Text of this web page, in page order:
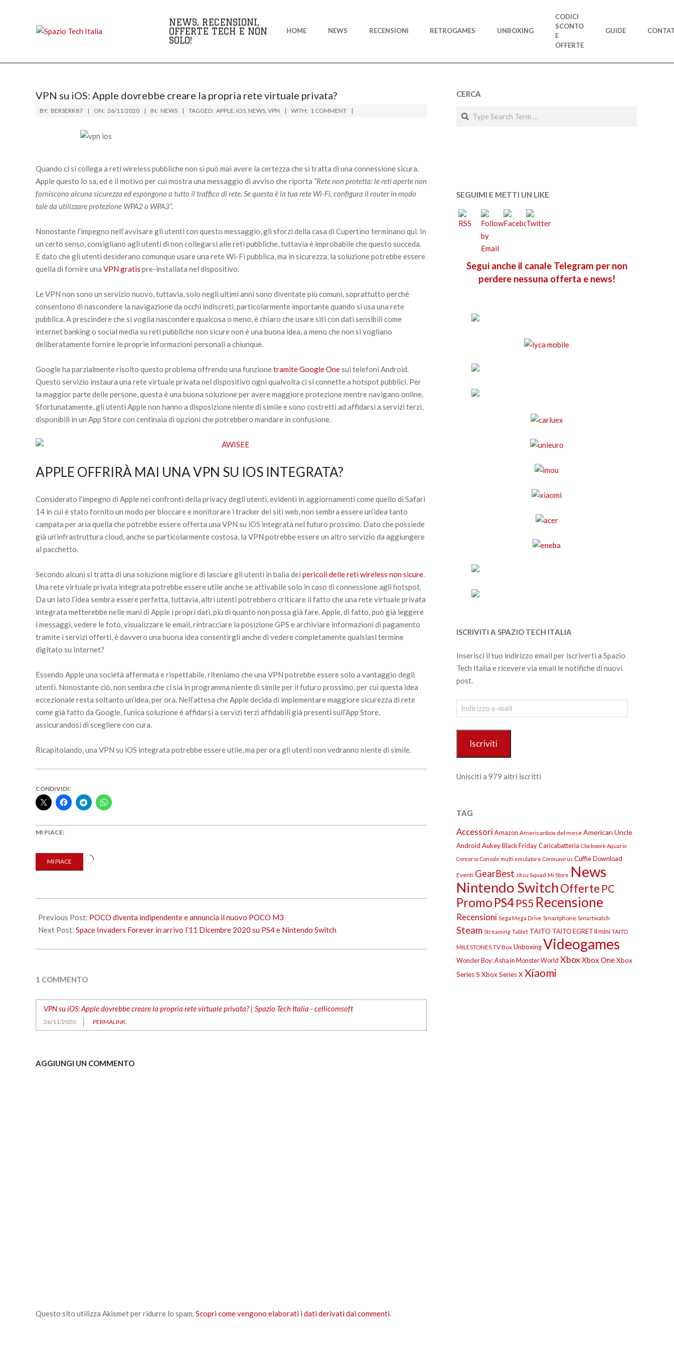
NEWS, RECENSIONI,
OFFERTE TECH E NON
SOLO!
Menu
HOME NEWS RECENSIONI RETROGAMES UNBOXING
CODICI
SCONTO
E
OFFERTE
GUIDE
VPN su iOS: Apple dovrebbe creare la propria rete virtuale privata?
BY: BERSERK87 ON: 26/11/2020 IN: NEWS TAGGED: APPLE, IOS, NEWS, VPN WITH: 1 COMMENT
Quando ci si collega a reti wireless pubbliche non si può mai avere la certezza che si tratta di una connessione sicura.
Apple questo lo sa, ed è il motivo per cui mostra una messaggio di avviso che riporta “Rete non protetta: le reti aperte non
forniscono alcuna sicurezza ed espongono a tutto il traffico di rete. Se questa è la tua rete Wi-Fi, configura il router in modo
tale da utilizzare protezione WPA2 o WPA3”.
Nonostante l’impegno nell’avvisare gli utenti con questo messaggio, gli sforzi della casa di Cupertino terminano qui. In
un certo senso, consigliano agli utenti di non collegarsi alle reti pubbliche, tuttavia è improbabile che questo succeda.
E dato che gli utenti desiderano comunque usare una rete Wi-Fi pubblica, ma in sicurezza, la soluzione potrebbe essere
quella di fornire una VPN gratis pre-installata nel dispositivo.
Le VPN non sono un servizio nuovo, tuttavia, solo negli ultimi anni sono diventate più comuni, soprattutto perché
consentono di nascondere la navigazione da occhi indiscreti, particolarmente importante quando si usa una rete
pubblica. A prescindere che si voglia nascondere qualcosa o meno, è chiaro che usare siti con dati sensibili come
internet banking o social media su reti pubbliche non sicure non è una buona idea, a meno che non si vogliano
deliberatamente fornire le proprie informazioni personali a chiunque.
Google ha parzialmente risolto questo problema offrendo una funzionetramite Google Onesui telefoni Android.
Questo servizio instaura una rete virtuale privata nel dispositivo ogni qualvolta ci si connette a hotspot pubblici. Per
la maggior parte delle persone, questa è una buona soluzione per avere maggiore protezione mentre navigano online.
Sfortunatamente, gli utenti Apple non hanno a disposizione niente di simile e sono costretti ad affidarsi a servizi terzi,
disponibili in un App Store con centinaia di opzioni che potrebbero mandare in confusione.
APPLE OFFRIRÀ MAI UNA VPN SU IOS INTEGRATA?
Considerato l’impegno di Apple nei confronti della privacy degli utenti, evidenti in aggiornamenti come quello di Safari
14 in cui è stato fornito un modo per bloccare e monitorare i tracker dei siti web, non sembra essere un’idea tanto
campata per aria quella che potrebbe essere offerta una VPN su iOS integrata nel futuro prossimo. Dato che possiede
già un’infrastruttura cloud, anche se particolarmente costosa, la VPN potrebbe essere un altro servizio da aggiungere
al pacchetto.
Secondo alcuni si tratta di una soluzione migliore di lasciare gli utenti in balia dei pericoli delle reti wireless non sicure.
Una rete virtuale privata integrata potrebbe essere utile anche se attivabile solo in caso di connessione agli hotspot.
Da un lato l’idea sembra essere perfetta, tuttavia, altri utenti potrebbero criticare il fatto che una rete virtuale privata
integrata metterebbe nelle mani di Apple i propri dati, più di quanto non possa già fare. Apple, di fatto, può già leggere
i messaggi, vedere le foto, visualizzare le email, rintracciare la posizione GPS e archiviare informazioni di pagamento
tramite i servizi offerti, è davvero una buona idea consentirgli anche di vedere completamente qualsiasi termine
digitato su Internet?
Essendo Apple una società affermata e rispettabile, riteniamo che una VPN potrebbe essere solo a vantaggio degli
utenti. Nonostante ciò, non sembra che ci sia in programma niente di simile per il futuro prossimo, per cui questa idea
eccezionale resta soltanto un’idea, per ora. Nell’attesa che Apple decida di implementare maggiore sicurezza di rete
come già fatto da Google, l’unica soluzione è affidarsi a servizi terzi affidabili già presenti sull’App Store,
assicurandosi di scegliere con cura.
Ricapitolando, una VPN su iOS integrata potrebbe essere utile, ma per ora gli utenti non vedranno niente di simile.
CONDIVIDI:
MI PIACE:
MI PIACE
Caricamento
11-
26
Previous Post: POCO diventa indipendente e annuncia il nuovo POCO M3
Next Post: Space Invaders Forever in arrivo l’11 Dicembre 2020 su PS4 e Nintendo Switch
1 COMMENTO
VPN su iOS: Apple dovrebbe creare la propria rete virtuale privata? | Spazio Tech Italia - cellicomsoft
26/11/2020 PERMALINK
AGGIUNGI UN COMMENTO
Questo sito utilizza Akismet per ridurre lo spam.Scopri come vengono elaborati i dati derivati dai commenti.
CERCA
Search
SEGUIMI E METTI UN LIKE
Segui anche il canale Telegram per non
perdere nessuna offerta e news!
ISCRIVITI A SPAZIO TECH ITALIA
Inserisci il tuo indirizzo email per iscriverti a Spazio
Tech Italia e ricevere via email le notifiche di nuovi
post.
Indirizzo
e-
Iscriviti
Unisciti a 979 altri iscritti
TAG
AccessoriAmazon Americanbox del mese American Uncle
Android AukeyBlack FridayCaricabatteria Clockwork Aquario
Concorso Console multi emulatore Coronavirus CuffieDownload
Eventi GearBest Jitsu Squad Mi Store News
Nintendo SwitchOfferte PC
Promo PS4PS5 Recensione
Recensioni Sega Mega Drive Smartphone Smartwatch
Steam Streaming Tablet TAITO TAITO EGRET II mini TAITO
MILESTONES TV Box UnboxingVideogames
Wonder Boy: Asha in Monster World XboxXbox OneXbox
Series S Xbox Series XXiaomi